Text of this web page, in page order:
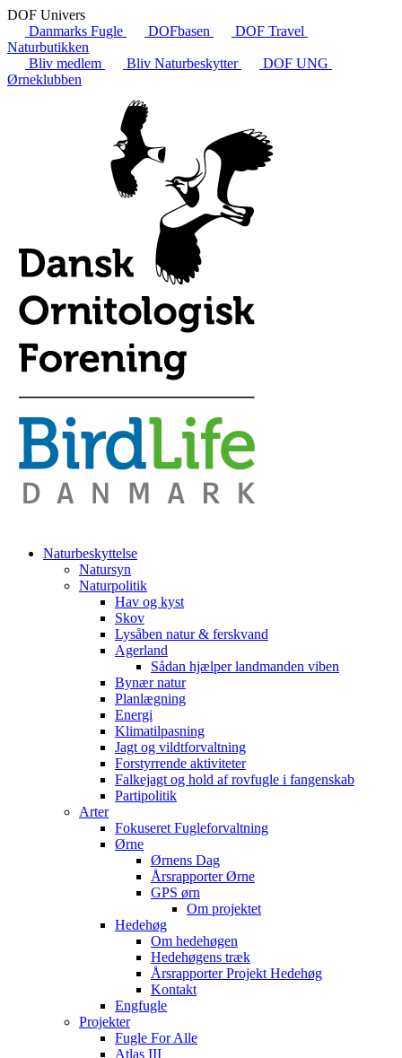
DOF Univers
Danmarks Fugle
DOFbasen
DOF Travel
Naturbutikken
Bliv medlem
Bliv Naturbeskytter
DOF UNG
Ørneklubben
Naturbeskyttelse
Natursyn
Naturpolitik
Hav og kyst
Skov
Lysåben natur & ferskvand
Agerland
Sådan hjælper landmanden viben
Bynær natur
Planlægning
Energi
Klimatilpasning
Jagt og vildtforvaltning
Forstyrrende aktiviteter
Falkejagt og hold af rovfugle i fangenskab
Partipolitik
Arter
Fokuseret Fugleforvaltning
Ørne
Ørnens Dag
Årsrapporter Ørne
GPS ørn
Om projektet
Hedehøg
Om hedehøgen
Hedehøgens træk
Årsrapporter Projekt Hedehøg
Kontakt
Engfugle
Projekter
Fugle For Alle
Atlas III